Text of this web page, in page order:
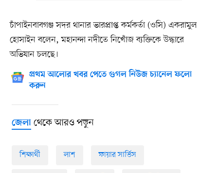
চাঁপাইনবাবগঞ্জ সদর থানার ভারপ্রাপ্ত কর্মকর্তা (ওসি) একরামুল
হোসাইন বলেন, মহানন্দা নদীতে নিখোঁজ ব্যক্তিকে উদ্ধারে
অভিযান চলছে।
প্রথম আলোর খবর পেতে গুগল নিউজ চ্যানেল ফলো
করুন
জেলাথেকে আরও পড়ুন
শিক্ষার্থী লাশ ফায়ার সার্ভিস